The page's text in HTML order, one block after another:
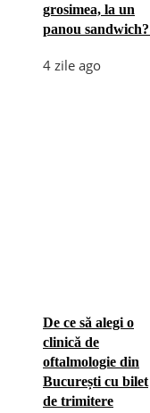
grosimea, la un
panou sandwich?
4 zile ago
De ce să alegi o
clinică de
oftalmologie din
București cu bilet
de trimitere